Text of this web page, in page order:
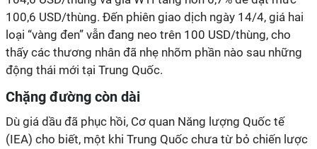
100,6 USD/thùng. Đến phiên giao dịch ngày 14/4, giá hai
loại “vàng đen” vẫn đang neo trên 100 USD/thùng, cho
thấy các thương nhân đã nhẹ nhõm phần nào sau những
động thái mới tại Trung Quốc.
Chặng đường còn dài
Dù giá dầu đã phục hồi, Cơ quan Năng lượng Quốc tế
(IEA) cho biết, một khi Trung Quốc chưa từ bỏ chiến lược